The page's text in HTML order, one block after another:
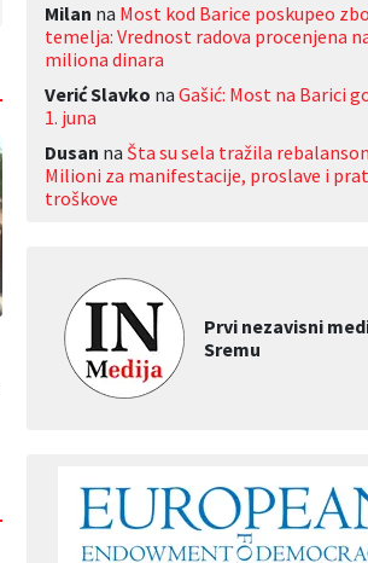
Milan na Most kod Barice poskupeo
temelja: Vrednost radova procenjena
miliona dinara
Verić Slavko na Gašić: Most na Barici
1. juna
Dusan na Šta su sela tražila
Milioni za manifestacije, proslave i
troškove
Prvi nezavisni
Sremu